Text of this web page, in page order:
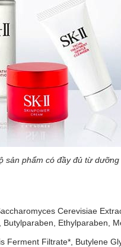
sản phẩm có đầy đủ từ
Cerevisiae
Ethylparaben,
Filtrate*, Butylene